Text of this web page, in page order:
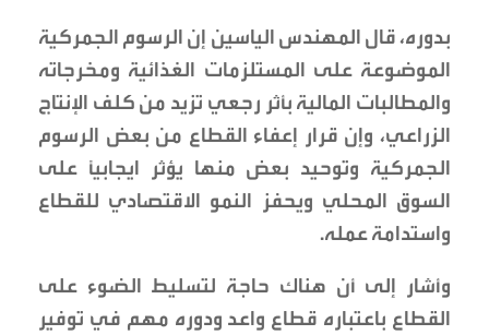
بدوره، قال المهندس الياسين إن الرسوم الجمركية
الموضوعة على المستلزمات الغذائية ومخرجاته
والمطالبات المالية بأثر رجعي تزيد من كلف الإنتاج
الزراعي، وإن قرار إعفاء القطاع من بعض الرسوم
الجمركية وتوحيد بعض منها يؤثر ايجابياً على
السوق المحلي ويحفز النمو الاقتصادي للقطاع
واستدامة عمله.
وأشار إلى أن هناك حاجة لتسليط الضوء على
القطاع باعتباره قطاع واعد ودوره مهم في توفير